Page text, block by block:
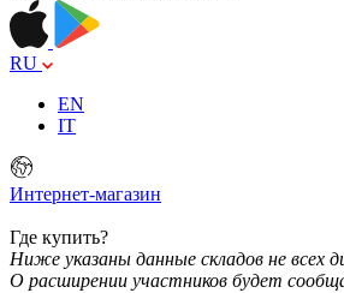
RU
EN
IT
Интернет-магазин
Где купить?
Ниже указаны данные складов не всех
О расширении участников будет